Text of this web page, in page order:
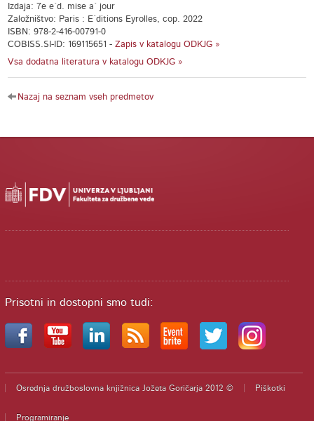
Izdaja: 7e e´d. mise a` jour
Založništvo: Paris : E´ditions Eyrolles, cop. 2022
ISBN: 978-2-416-00791-0
COBISS.SI-ID: 169115651 -Zapis v katalogu ODKJG »
Vsa dodatna literatura v katalogu ODKJG »
Nazaj na seznam vseh predmetov
Prisotni in dostopni smo tudi:
Osrednja družboslovna knjižnica Jožeta Goričarja 2012 © Piškotki
Programiranje